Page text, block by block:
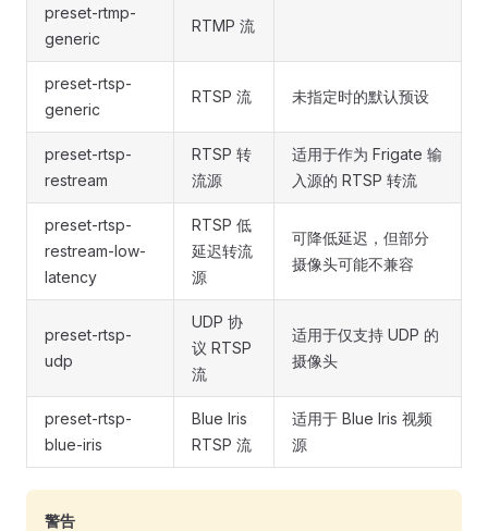
preset-rtmp-
generic
RTMP 流
preset-rtsp-
generic
RTSP 流 未指定时的默认预设
preset-rtsp-
restream
RTSP 转
流源
适用于作为 Frigate 输
入源的 RTSP 转流
preset-rtsp-
restream-low-
latency
RTSP 低
延迟转流
源
可降低延迟，但部分
摄像头可能不兼容
preset-rtsp-
udp
UDP 协
议 RTSP
流
适用于仅支持 UDP 的
摄像头
preset-rtsp-
blue-iris
Blue Iris
RTSP 流
适用于 Blue Iris 视频
源
警告